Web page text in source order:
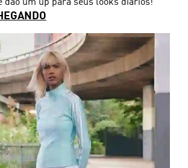
dão um up para seus looks diários!